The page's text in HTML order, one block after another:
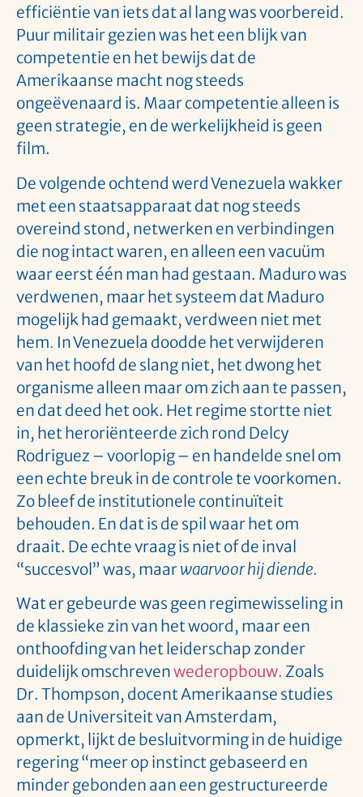
efficiëntie van iets dat al lang was voorbereid.
Puur militair gezien was het een blijk van
competentie en het bewijs dat de
Amerikaanse macht nog steeds
ongeëvenaard is. Maar competentie alleen is
geen strategie, en de werkelijkheid is geen
film.
De volgende ochtend werd Venezuela wakker
met een staatsapparaat dat nog steeds
overeind stond, netwerken en verbindingen
die nog intact waren, en alleen een vacuüm
waar eerst één man had gestaan. Maduro was
verdwenen, maar het systeem dat Maduro
mogelijk had gemaakt, verdween niet met
hem. In Venezuela doodde het verwijderen
van het hoofd de slang niet, het dwong het
organisme alleen maar om zich aan te passen,
en dat deed het ook. Het regime stortte niet
in, het heroriënteerde zich rond Delcy
Rodriguez – voorlopig – en handelde snel om
een echte breuk in de controle te voorkomen.
Zo bleef de institutionele continuïteit
behouden. En dat is de spil waar het om
draait. De echte vraag is niet of de inval
“succesvol” was, maarwaarvoor hij diende.
Wat er gebeurde was geen regimewisseling in
de klassieke zin van het woord, maar een
onthoofding van het leiderschap zonder
duidelijk omschrevenwederopbouw. Zoals
Dr. Thompson, docent Amerikaanse studies
aan de Universiteit van Amsterdam,
opmerkt, lijkt de besluitvorming in de huidige
regering “meer op instinct gebaseerd en
minder gebonden aan een gestructureerde